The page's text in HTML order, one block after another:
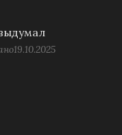
19.10.2025